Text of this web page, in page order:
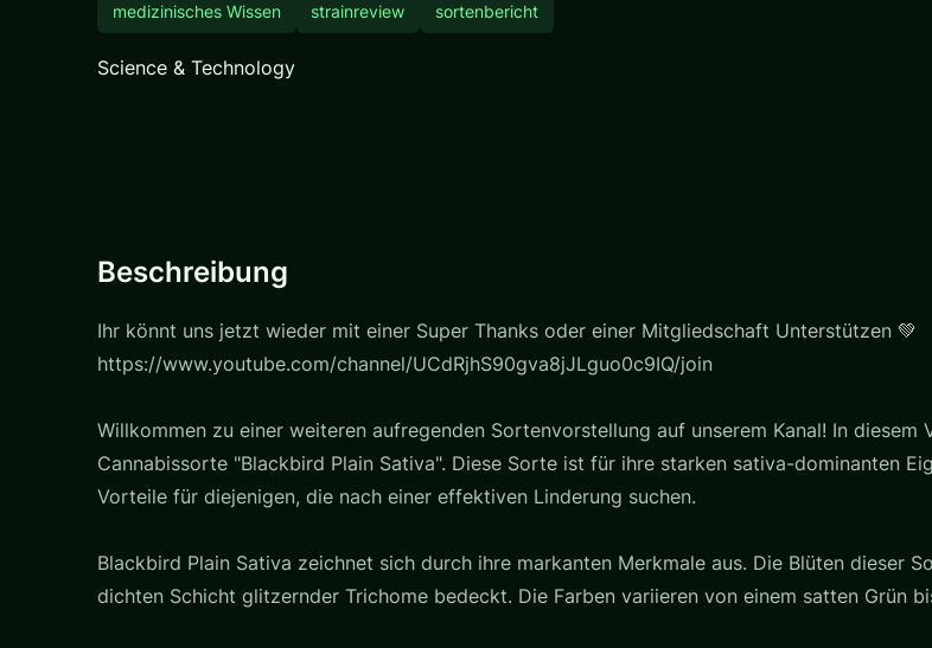
medizinisches Wissen strainreview sortenbericht
Science & Technology
Beschreibung
Ihr könnt uns jetzt wieder mit einer Super Thanks oder einer Mitgliedschaft Unterstützen 💚
https://www.youtube.com/channel/UCdRjhS90gva8jJLguo0c9IQ/join
Willkommen zu einer weiteren aufregenden Sortenvorstellung auf unserem Kanal! In
Cannabissorte "Blackbird Plain Sativa". Diese Sorte ist für ihre starken sativa-dominanten
Vorteile für diejenigen, die nach einer effektiven Linderung suchen.
Blackbird Plain Sativa zeichnet sich durch ihre markanten Merkmale aus. Die Blüten dieser
dichten Schicht glitzernder Trichome bedeckt. Die Farben variieren von einem satten Grün